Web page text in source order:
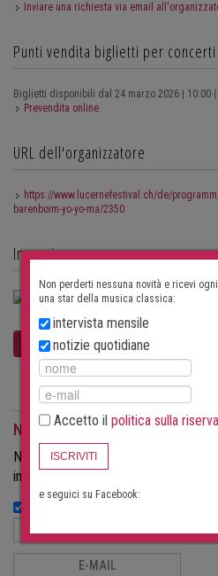
Inviare una richiesta via email
Punti vendita biglietti per concerti
Biglietti disponibili dal 24 marzo 2026 | 10:00
Prevendita online
URL dell'organizzatore
https://www.lucernefestival.ch/de/
barenboim-yo-yo-ma/2350
Immagine
Notiziario
Non perderti nessuna novità e ricevi
intervista con una star della musica
notizie quotidiane
Non perderti nessuna novità e ricevi
una star della musica classica:
intervista mensile
notizie quotidiane
Accetto il politica sulla
ISCRIVITI
e seguici su Facebook: